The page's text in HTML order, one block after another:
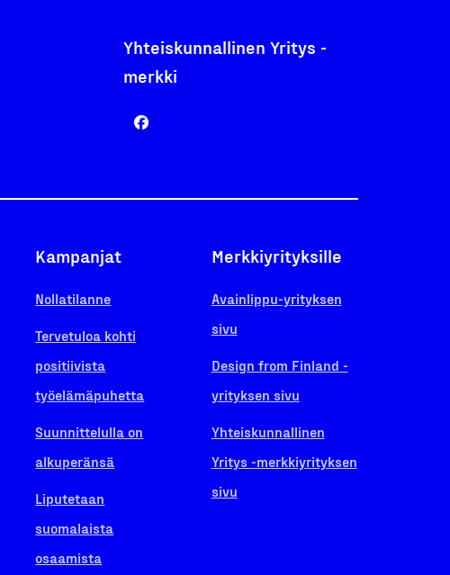
Yhteiskunnallinen Yritys -
merkki
Kampanjat
Nollatilanne
Tervetuloa kohti
positiivista
työelämäpuhetta
Suunnittelulla on
alkuperänsä
Liputetaan
suomalaista
osaamista
Merkkiyrityksille
Avainlippu-yrityksen
sivu
Design from Finland -
yrityksen sivu
Yhteiskunnallinen
Yritys -merkkiyrityksen
sivu